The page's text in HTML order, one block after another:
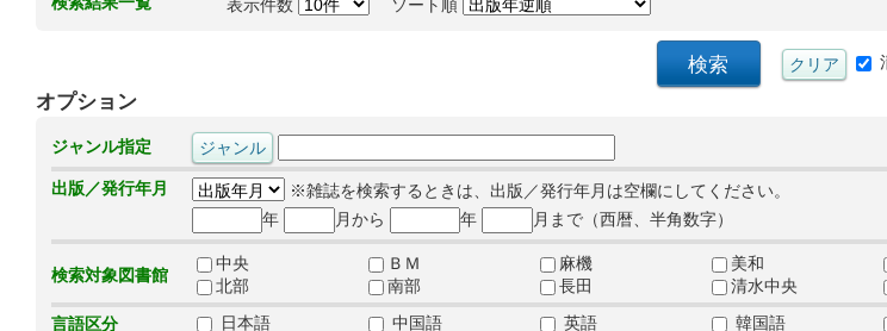
表示件数 ソート順
オプション
ジャンル指定
出版／発行年月
※雑誌を検索するときは、出版／発行年月は空欄にしてください。
年
月から 年 月まで（西暦、半角数字）
検索対象図書館
中央 ＢＭ 麻機 美和
北部
南部 長田 清水中央
言語区分
日本語 中国語 英語 韓国語